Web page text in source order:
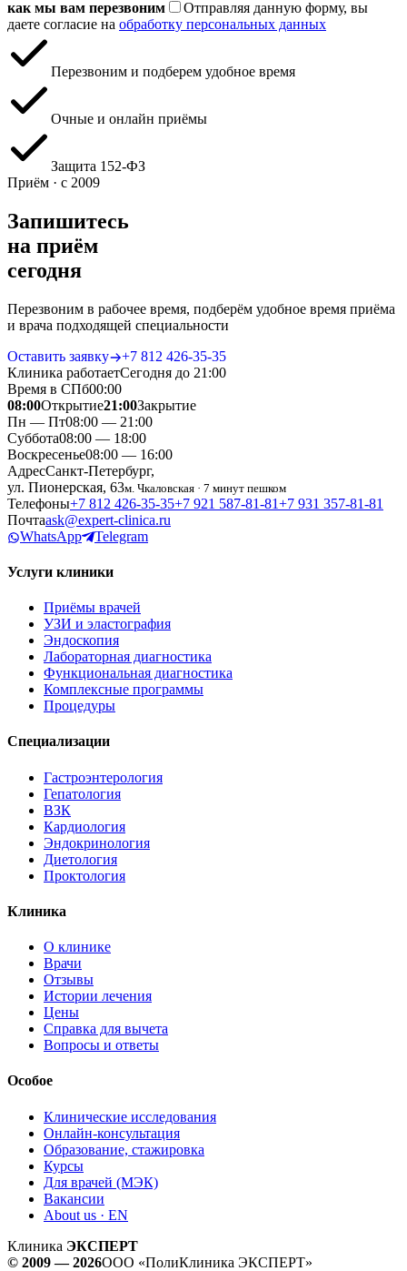
как мы вам перезвоним
Отправляя данную форму, вы
даете согласие на обработку персональных данных
Перезвоним и подберем удобное время
Очные и онлайн приёмы
Защита 152‑ФЗ
Приём · с 2009
Запишитесь
на приём
сегодня
Перезвоним в рабочее время, подберём удобное время приёма
и врача подходящей специальности
Оставить заявку
+7 812 426‑35‑35
Клиника работаетСегодня до 21:00
Время в СПб00:00
08:00Открытие21:00Закрытие
Пн — Пт08:00 — 21:00
Суббота08:00 — 18:00
Воскресенье08:00 — 16:00
АдресСанкт-Петербург,
ул. Пионерская, 63м. Чкаловская · 7 минут пешком
Телефоны+7 812 426‑35‑35+7 921 587‑81‑81+7 931 357‑81‑81
Почтаask@expert-clinica.ru
WhatsApp
Telegram
Услуги клиники
Приёмы врачей
УЗИ и эластография
Эндоскопия
Лабораторная диагностика
Функциональная диагностика
Комплексные программы
Процедуры
Специализации
Гастроэнтерология
Гепатология
ВЗК
Кардиология
Эндокринология
Диетология
Проктология
Клиника
О клинике
Врачи
Отзывы
Истории лечения
Цены
Справка для вычета
Вопросы и ответы
Особое
Клинические исследования
Онлайн-консультация
Образование, стажировка
Курсы
Для врачей (МЭК)
Вакансии
About us · EN
Клиника ЭКСПЕРТ
© 2009 — 2026ООО «ПолиКлиника ЭКСПЕРТ»